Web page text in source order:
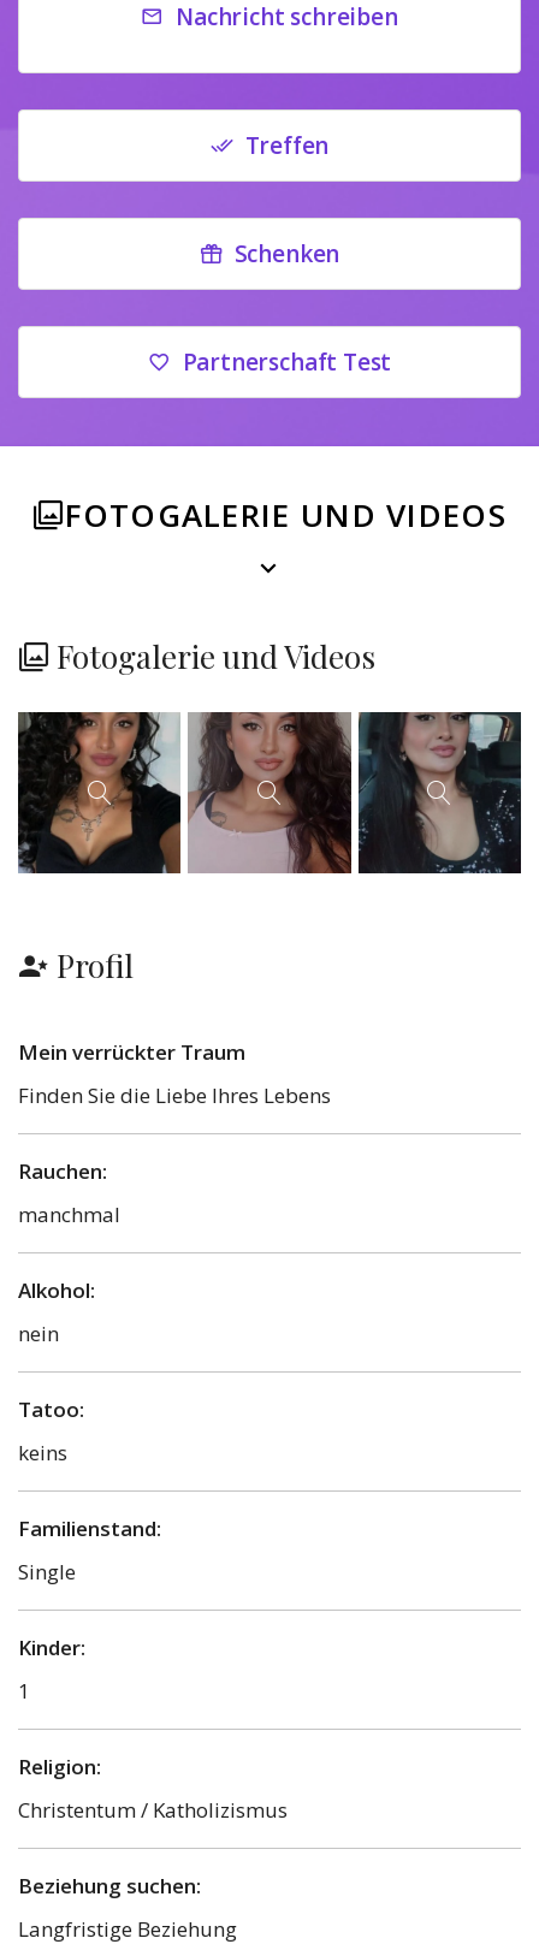
Nachricht schreiben
Treffen
Schenken
Partnerschaft Test
FOTOGALERIE UND VIDEOS
Fotogalerie und Videos
Profil
Mein verrückter Traum
Finden Sie die Liebe Ihres Lebens
Rauchen:
manchmal
Alkohol:
nein
Tatoo:
keins
Familienstand:
Single
Kinder:
1
Religion:
Christentum / Katholizismus
Beziehung suchen:
Langfristige Beziehung